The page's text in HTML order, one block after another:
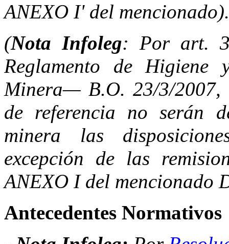
ANEXO I' del mencionado).
(Nota Infoleg: Por art.
Reglamento de
Minera— B.O. 23/3/
de referencia no serán
minera las
excepción de las
ANEXO I del mencionado
Antecedentes Normativos